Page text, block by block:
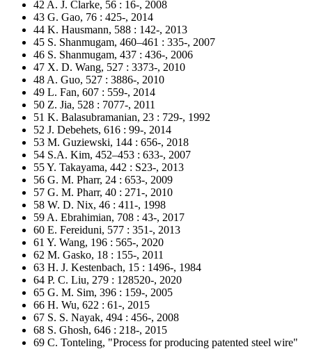
42 A. J. Clarke, 56 : 16-, 2008
43 G. Gao, 76 : 425-, 2014
44 K. Hausmann, 588 : 142-, 2013
45 S. Shanmugam, 460–461 : 335-, 2007
46 S. Shanmugam, 437 : 436-, 2006
47 X. D. Wang, 527 : 3373-, 2010
48 A. Guo, 527 : 3886-, 2010
49 L. Fan, 607 : 559-, 2014
50 Z. Jia, 528 : 7077-, 2011
51 K. Balasubramanian, 23 : 729-, 1992
52 J. Debehets, 616 : 99-, 2014
53 M. Guziewski, 144 : 656-, 2018
54 S.A. Kim, 452–453 : 633-, 2007
55 Y. Takayama, 442 : S23-, 2013
56 G. M. Pharr, 24 : 653-, 2009
57 G. M. Pharr, 40 : 271-, 2010
58 W. D. Nix, 46 : 411-, 1998
59 A. Ebrahimian, 708 : 43-, 2017
60 E. Fereiduni, 577 : 351-, 2013
61 Y. Wang, 196 : 565-, 2020
62 M. Gasko, 18 : 155-, 2011
63 H. J. Kestenbach, 15 : 1496-, 1984
64 P. C. Liu, 279 : 128520-, 2020
65 G. M. Sim, 396 : 159-, 2005
66 H. Wu, 622 : 61-, 2015
67 S. S. Nayak, 494 : 456-, 2008
68 S. Ghosh, 646 : 218-, 2015
69 C. Tonteling, "Process for producing patented steel wire"